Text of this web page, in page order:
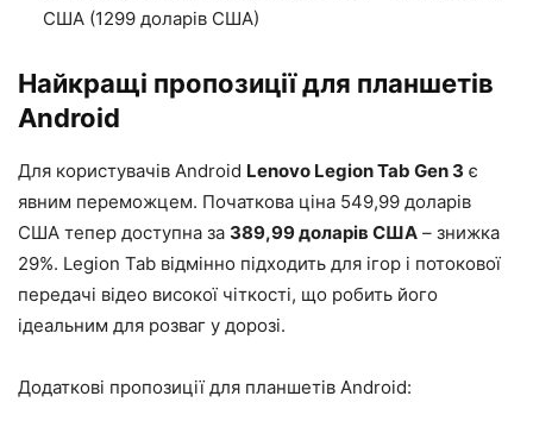
США (1299 доларів США)
Найкращі пропозиції для планшетів
Android
Для користувачів Android Lenovo Legion Tab Gen 3 є
явним переможцем. Початкова ціна 549,99 доларів
США тепер доступна за 389,99 доларів США – знижка
29%. Legion Tab відмінно підходить для ігор і потокової
передачі відео високої чіткості, що робить його
ідеальним для розваг у дорозі.
Додаткові пропозиції для планшетів Android: